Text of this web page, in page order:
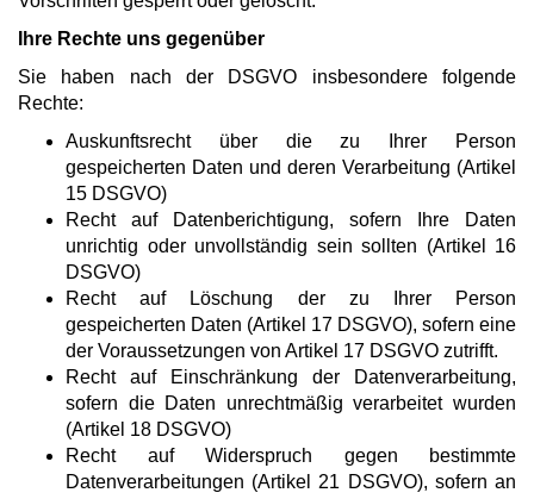
Ihre Rechte uns gegenüber
Sie haben nach der DSGVO insbesondere folgende
Rechte:
­Auskunftsrecht über die zu Ihrer Person
gespeicherten Daten und deren Verarbeitung (Artikel
15 DSGVO)
­Recht auf Datenberichtigung, sofern Ihre Daten
unrichtig oder unvollständig sein sollten (Artikel 16
DSGVO)
­Recht auf Löschung der zu Ihrer Person
gespeicherten Daten (Artikel 17 DSGVO), sofern eine
der Voraussetzungen von Artikel 17 DSGVO zutrifft.
­Recht auf Einschränkung der Datenverarbeitung,
sofern die Daten unrechtmäßig verarbeitet wurden
(Artikel 18 DSGVO)
­Recht auf Widerspruch gegen bestimmte
Datenverarbeitungen (Artikel 21 DSGVO), sofern an